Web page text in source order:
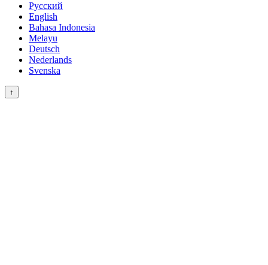
Русский
English
Bahasa Indonesia
Melayu
Deutsch
Nederlands
Svenska
↑